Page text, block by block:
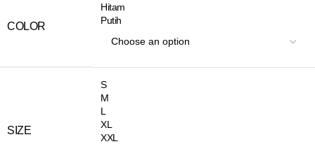
COLOR
Hitam
Putih
SIZE
S
M
L
XL
XXL